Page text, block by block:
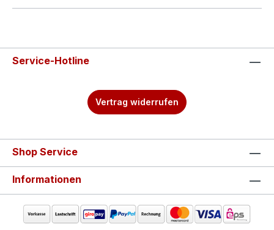
Service-Hotline
Vertrag widerrufen
Shop Service
Informationen